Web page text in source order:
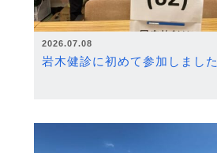
2026.07.08
岩木健診に初めて参加しました